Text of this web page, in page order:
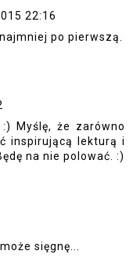
22:16
po pierwszą.
Myślę, że zarówno
inspirującą lekturą i
na nie polować. :)
sięgnę...